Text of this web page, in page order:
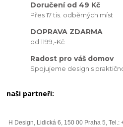
Doručení od 49 Kč
Přes 17 tis. odběrných míst
DOPRAVA ZDARMA
od 1199,-Kč
Radost pro váš domov
Spojujeme design s
naši partneři:
H Design, Lidická 6, 150 00 Praha 5,